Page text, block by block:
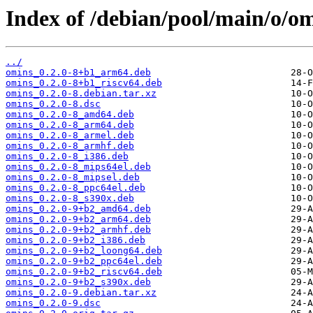
Index of /debian/pool/main/o/
../
omins_0.2.0-8+b1_arm64.deb
omins_0.2.0-8+b1_riscv64.deb
omins_0.2.0-8.debian.tar.xz
omins_0.2.0-8.dsc
omins_0.2.0-8_amd64.deb
omins_0.2.0-8_arm64.deb
omins_0.2.0-8_armel.deb
omins_0.2.0-8_armhf.deb
omins_0.2.0-8_i386.deb
omins_0.2.0-8_mips64el.deb
omins_0.2.0-8_mipsel.deb
omins_0.2.0-8_ppc64el.deb
omins_0.2.0-8_s390x.deb
omins_0.2.0-9+b2_amd64.deb
omins_0.2.0-9+b2_arm64.deb
omins_0.2.0-9+b2_armhf.deb
omins_0.2.0-9+b2_i386.deb
omins_0.2.0-9+b2_loong64.deb
omins_0.2.0-9+b2_ppc64el.deb
omins_0.2.0-9+b2_riscv64.deb
omins_0.2.0-9+b2_s390x.deb
omins_0.2.0-9.debian.tar.xz
omins_0.2.0-9.dsc